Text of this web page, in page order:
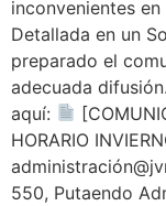
inconvenientes
Detallada en un
preparado el
adecuada
aquí:
HORARIO
550, Putaendo